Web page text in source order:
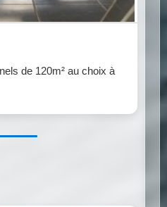
de 120m² au choix à